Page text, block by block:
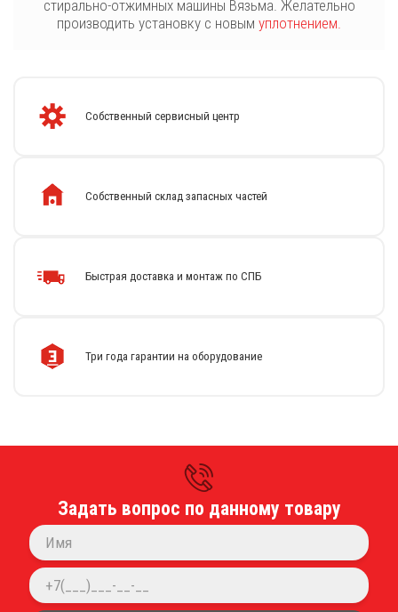
стирально-отжимных машины Вязьма. Желательно
производить установку с новым уплотнением.
Собственный сервисный центр
Собственный склад запасных частей
Быстрая доставка и монтаж по СПБ
Три года гарантии на оборудование
Задать вопрос по данному товару
Центрифуги для отжима белья
Оплата и доставка
Сервисный центр
Прайс-лист
Блог
Контакты